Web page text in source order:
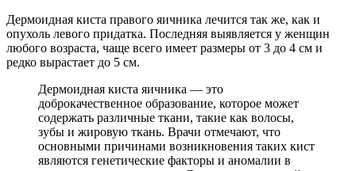
Дермоидная киста правого яичника лечится так же, как и
опухоль левого придатка. Последняя выявляется у женщин
любого возраста, чаще всего имеет размеры от 3 до 4 см и
редко вырастает до 5 см.
Дермоидная киста яичника — это
доброкачественное образование, которое может
содержать различные ткани, такие как волосы,
зубы и жировую ткань. Врачи отмечают, что
основными причинами возникновения таких кист
являются генетические факторы и аномалии в